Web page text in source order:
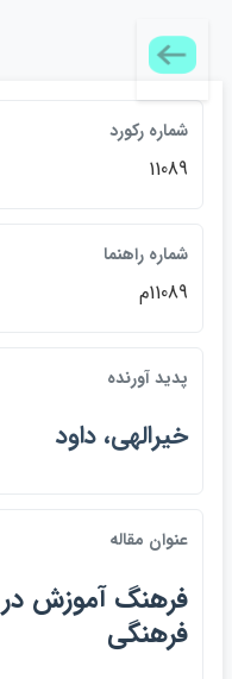
شماره رکورد
11089
شماره راهنما
11089م
پديد آورنده
خيرالهي، داود
عنوان مقاله
فرهنگ آموزش
فرهنگي